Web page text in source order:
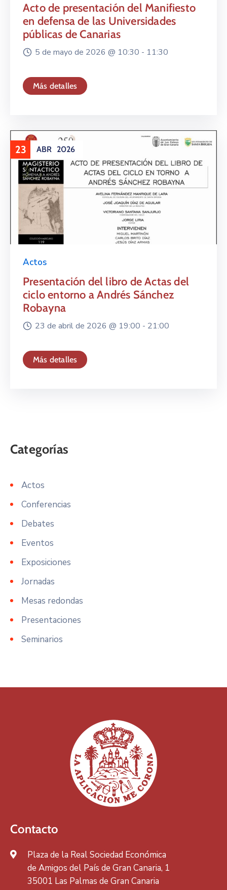
Acto de presentación del Manifiesto
en defensa de las Universidades
públicas de Canarias
5 de mayo de 2026 @ 10:30 - 11:30
Más detalles
23 ABR 2026
Actos
Presentación del libro de Actas del
ciclo entorno a Andrés Sánchez
Robayna
23 de abril de 2026 @ 19:00 - 21:00
Más detalles
Actos
Conferencias
Debates
Eventos
Exposiciones
Jornadas
Mesas redondas
Presentaciones
Seminarios
Contacto
Plaza de la Real Sociedad Económica
de Amigos del País de Gran Canaria, 1
35001 Las Palmas de Gran Canaria